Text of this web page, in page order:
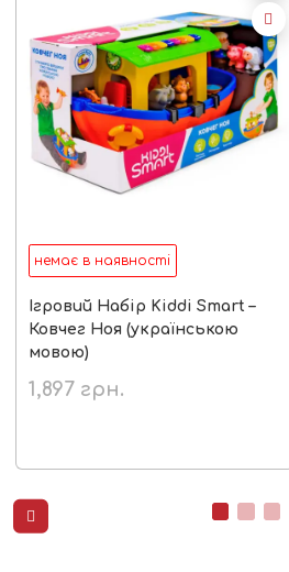
немає в наявності
Ігровий Набір Kiddi Smart –
Ковчег Ноя (українською
мовою)
1,897грн.
